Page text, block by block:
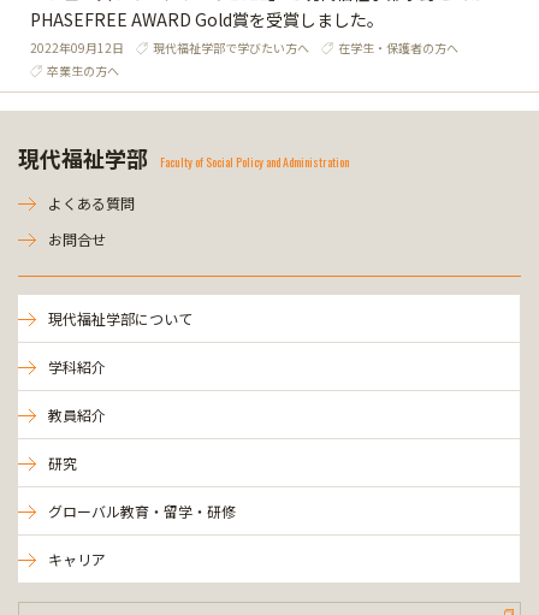
PHASEFREE AWARD Gold賞を受賞しました。
2022年09月12日 現代福祉学部で学びたい方へ
在学生・保護者の方へ
卒業生の方へ
現代福祉学部 Faculty of Social Policy and Administration
よくある質問
お問合せ
現代福祉学部について
学科紹介
教員紹介
研究
グローバル教育・留学・研修
キャリア